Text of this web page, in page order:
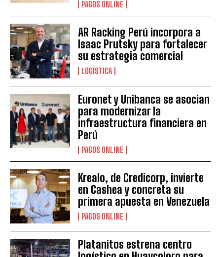
PAGOS ONLINE
AR Racking Perú incorpora a
Isaac Prutsky para fortalecer
su estrategia comercial
LOGÍSTICA
Euronet y Unibanca se asocian
para modernizar la
infraestructura financiera en
Perú
PAGOS ONLINE
Krealo, de Credicorp, invierte
en Cashea y concreta su
primera apuesta en Venezuela
PAGOS ONLINE
Platanitos estrena centro